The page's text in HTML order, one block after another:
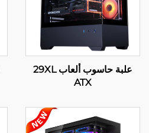
علبة حاسوب ألعاب 29XL
ATX